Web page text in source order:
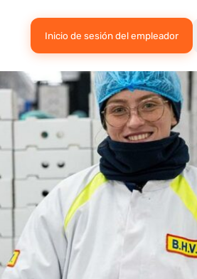
Inicio de sesión del empleador